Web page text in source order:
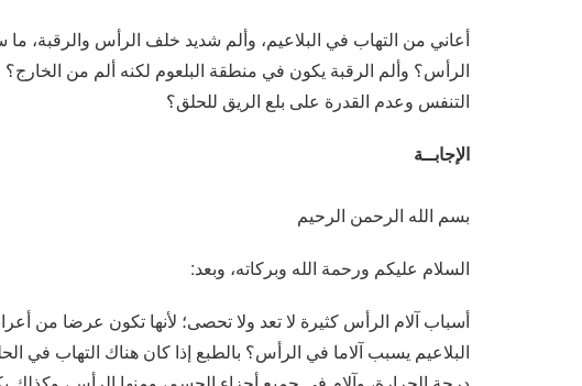
أعاني من التهاب في البلاعيم، وألم شديد خلف الرأس والرقبة،
الرأس؟ وألم الرقبة يكون في منطقة البلعوم لكنه ألم من
التنفس وعدم القدرة على بلع الريق للحلق؟
الإجابــة
بسم الله الرحمن الرحيم
السلام عليكم ورحمة الله وبركاته، وبعد:
أسباب آلام الرأس كثيرة لا تعد ولا تحصى؛ لأنها تكون عرضا من
البلاعيم يسبب آلاما في الرأس؟ بالطبع إذا كان هناك التهاب في